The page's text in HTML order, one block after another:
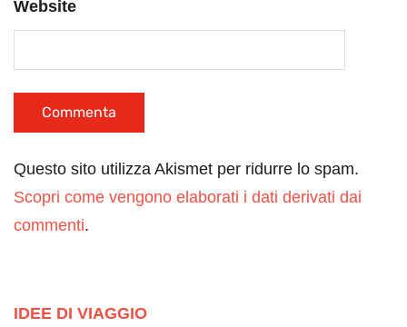
Website
Questo sito utilizza Akismet per ridurre lo spam.
Scopri come vengono elaborati i dati derivati dai
commenti.
IDEE DI VIAGGIO